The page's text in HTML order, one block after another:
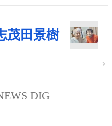
茂田景樹
DIG